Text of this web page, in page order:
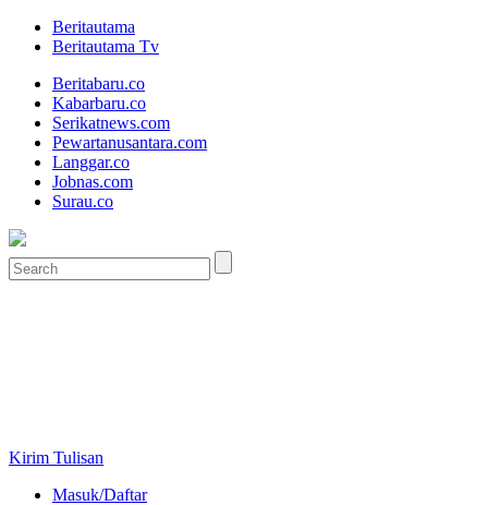
Beritautama
Beritautama Tv
Beritabaru.co
Kabarbaru.co
Serikatnews.com
Pewartanusantara.com
Langgar.co
Jobnas.com
Surau.co
Kirim Tulisan
Masuk/Daftar